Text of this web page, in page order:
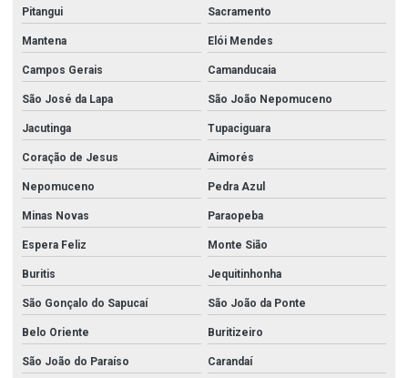
Pitangui Sacramento
Mantena Elói Mendes
Campos Gerais Camanducaia
São José da Lapa São João Nepomuceno
Jacutinga Tupaciguara
Coração de Jesus Aimorés
Nepomuceno Pedra Azul
Minas Novas Paraopeba
Espera Feliz Monte Sião
Buritis Jequitinhonha
São Gonçalo do Sapucaí São João da Ponte
Belo Oriente Buritizeiro
São João do Paraíso Carandaí